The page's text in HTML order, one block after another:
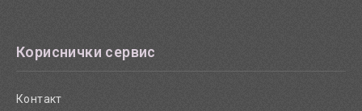
Кориснички сервис
Контакт